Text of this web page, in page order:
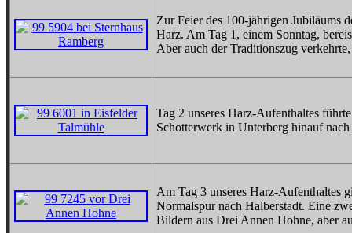
Zur Feier des 100-jährigen Jubiläums
Harz. Am Tag 1, einem Sonntag,
Aber auch der Traditionszug
Tag 2 unseres Harz-Aufenthaltes
Schotterwerk in Unterberg hinauf
Am Tag 3 unseres Harz-Aufenthaltes
Normalspur nach Halberstadt. Eine
Bildern aus Drei Annen Hohne, aber